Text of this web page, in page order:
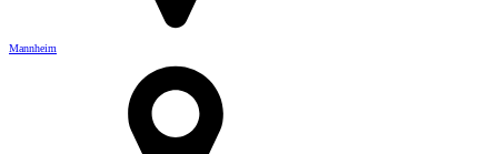
Mannheim